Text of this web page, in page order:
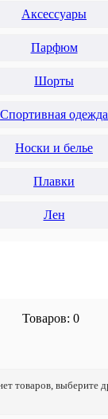
Аксессуары
Парфюм
Шорты
Спортивная одежда
Носки и белье
Плавки
Лен
Товаров: 0
товаров, выберите